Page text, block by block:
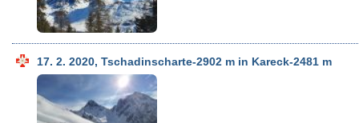
17. 2. 2020, Tschadinscharte-2902 m in Kareck-2481 m